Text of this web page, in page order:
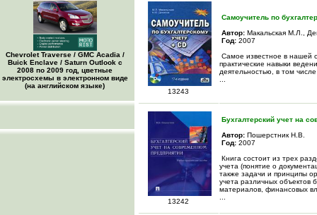
Chevrolet Traverse / GMC Acadia /
Buick Enclave / Saturn Outlook с
2008 по 2009 год, цветные
электросхемы в электронном виде
(на английском языке)
13243
Самоучитель по
Автор: Макальская М.Л.,
Год: 2007
Самое известное в нашей
практические навыки
деятельностью, в том
13242
Бухгалтерский учет на
Автор: Пошерстник Н.В.
Год: 2007
Книга состоит из трех
учета (понятие о
также задачи и принципы
учета различных объектов
материалов, финансовых